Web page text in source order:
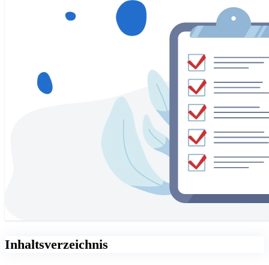
Inhaltsverzeichnis